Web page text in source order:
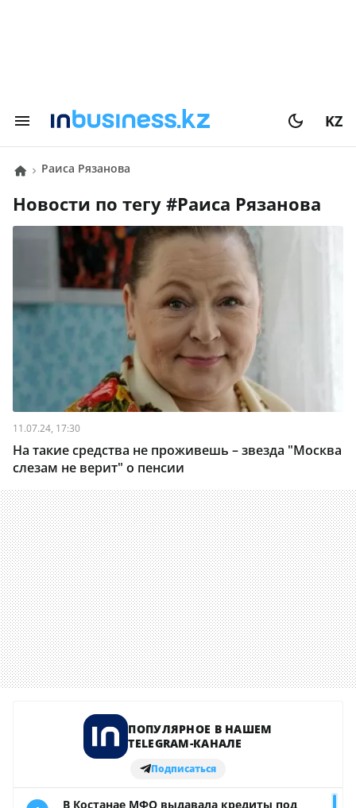
KZ
Раиса Рязанова
Новости по тегу # Раиса Рязанова
11.07.24, 17:30
На такие средства не проживешь – звезда "Москва
слезам не верит" о пенсии